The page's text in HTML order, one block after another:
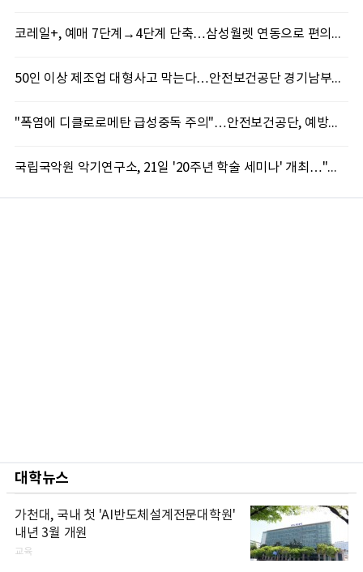
코레일+, 예매 7단계→4단계 단축…삼성월렛 연동으로 편의성↑
50인 이상 제조업 대형사고 막는다…안전보건공단 경기남부지사, 특별교육 실시
"폭염에 디클로로메탄 급성중독 주의"…안전보건공단, 예방수칙 준수 당부
국립국악원 악기연구소, 21일 '20주년 학술 세미나' 개최…"고악기 복원에서 AI까지"
대학뉴스
가천대, 국내 첫 'AI반도체설계전문대학원'
내년 3월 개원
교육